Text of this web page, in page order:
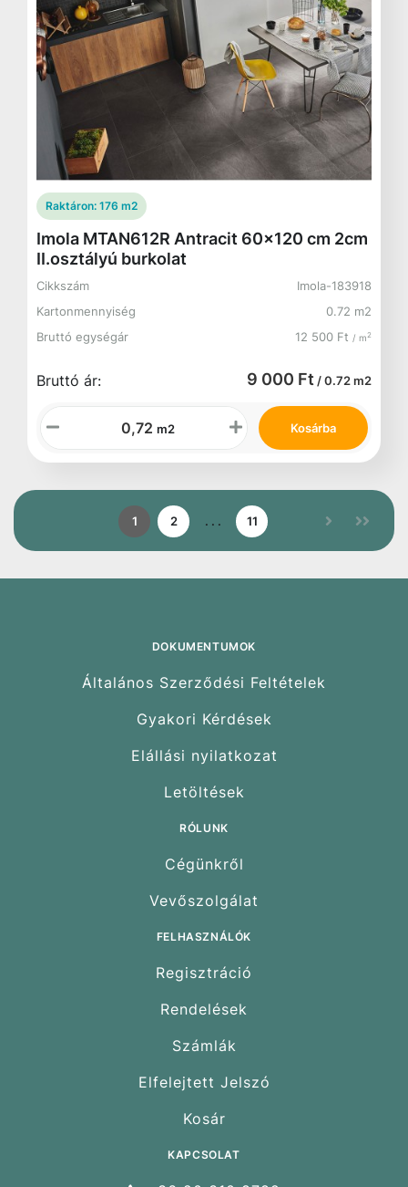
Raktáron: 176 m2
Imola MTAN612R Antracit 60x120 cm 2cm
II.osztályú burkolat
Cikkszám
Imola-183918
Kartonmennyiség
0.72 m2
Bruttó egységár
12 500 Ft / m2
Bruttó ár: 9 000 Ft / 0.72 m2
m2 Kosárba
1 2 . . . 11
DOKUMENTUMOK
Általános Szerződési Feltételek
Gyakori Kérdések
Elállási nyilatkozat
Letöltések
RÓLUNK
Cégünkről
Vevőszolgálat
FELHASZNÁLÓK
Regisztráció
Rendelések
Számlák
Elfelejtett Jelszó
Kosár
KAPCSOLAT